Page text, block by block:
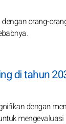
orang-
di tahun
dengan